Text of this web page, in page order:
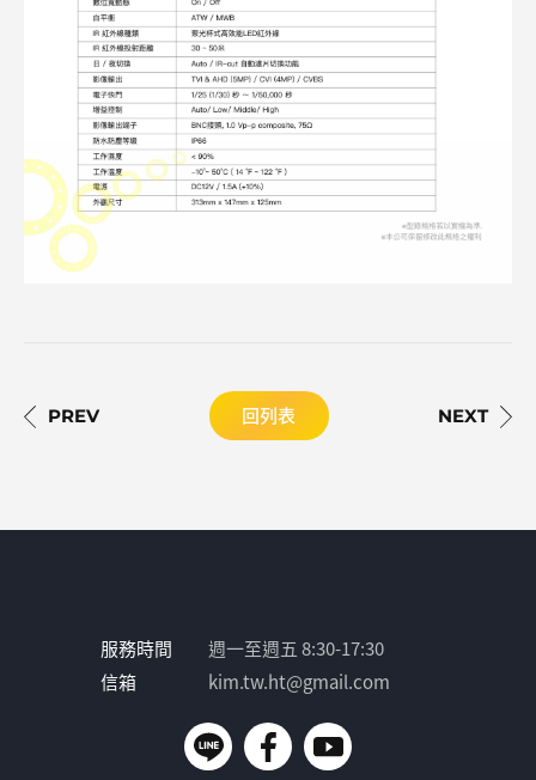
回列表
服務時間
週一至週五 8:30-17:30
信箱
kim.tw.ht@gmail.com